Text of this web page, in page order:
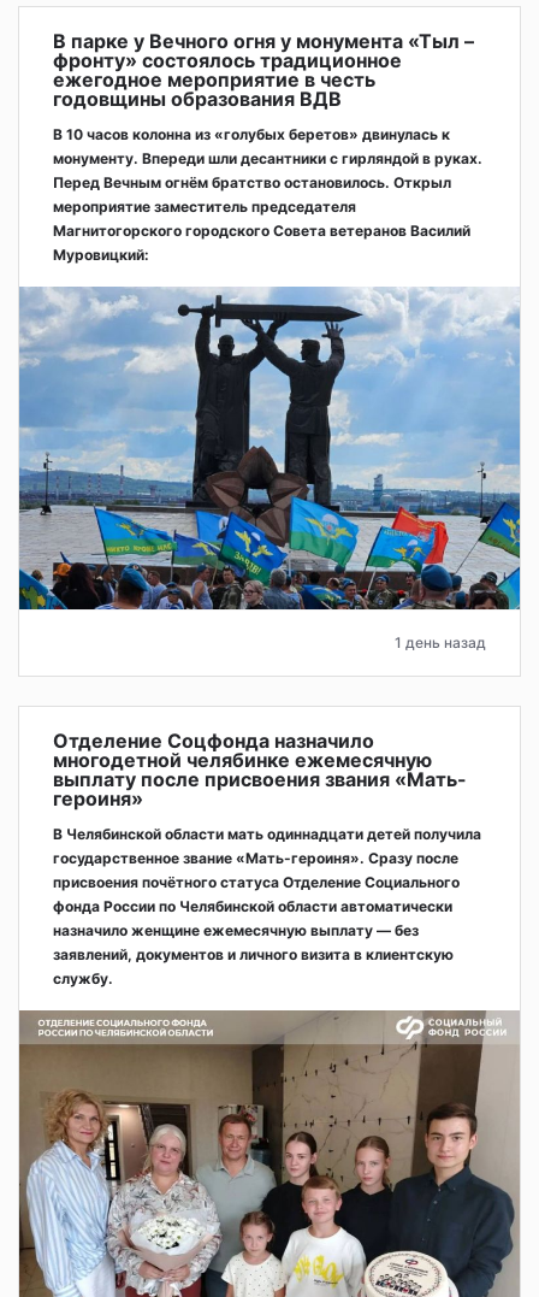
В парке у Вечного огня у монумента «Тыл –
фронту» состоялось традиционное
ежегодное мероприятие в честь
годовщины образования ВДВ
В 10 часов колонна из «голубых беретов» двинулась к
монументу. Впереди шли десантники с гирляндой в руках.
Перед Вечным огнём братство остановилось. Открыл
мероприятие заместитель председателя
Магнитогорского городского Совета ветеранов Василий
Муровицкий:
1 день назад
Отделение Соцфонда назначило
многодетной челябинке ежемесячную
выплату после присвоения звания «Мать-
героиня»
В Челябинской области мать одиннадцати детей получила
государственное звание «Мать-героиня». Сразу после
присвоения почётного статуса Отделение Социального
фонда России по Челябинской области автоматически
назначило женщине ежемесячную выплату — без
заявлений, документов и личного визита в клиентскую
службу.